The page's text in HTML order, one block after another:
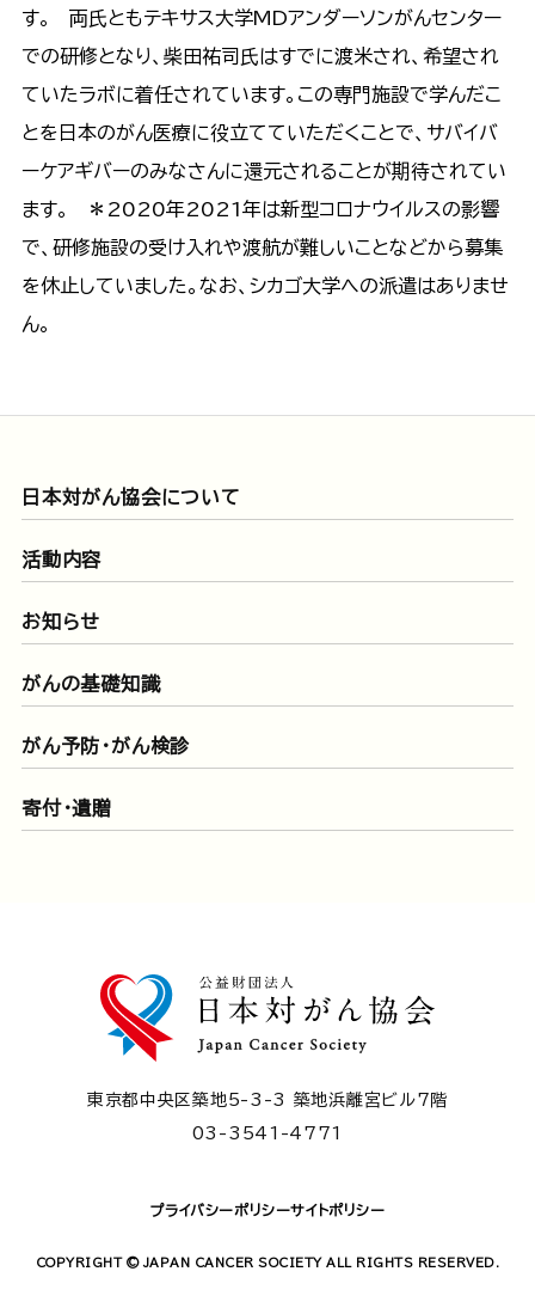
す。 両氏ともテキサス大学MDアンダーソンがんセンター
での研修となり、柴田祐司氏はすでに渡米され、希望され
ていたラボに着任されています。この専門施設で学んだこ
とを日本のがん医療に役立てていただくことで、サバイバ
ーケアギバーのみなさんに還元されることが期待されてい
ます。 ＊2020年2021年は新型コロナウイルスの影響
で、研修施設の受け入れや渡航が難しいことなどから募集
を休止していました。なお、シカゴ大学への派遣はありませ
ん。
日本対がん協会について
活動内容
お知らせ
がんの基礎知識
がん予防・がん検診
寄付・遺贈
東京都中央区築地5-3-3 築地浜離宮ビル7階
03-3541-4771
プライバシーポリシーサイトポリシー
COPYRIGHT © JAPAN CANCER SOCIETY ALL RIGHTS RESERVED.